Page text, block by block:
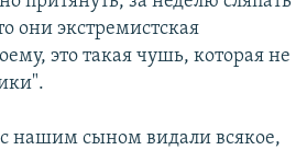
они экстремистская
это такая чушь, которая не
нашим сыном видали всякое,